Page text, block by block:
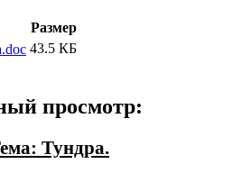
Размер
43.5 КБ
просмотр:
Тундра.